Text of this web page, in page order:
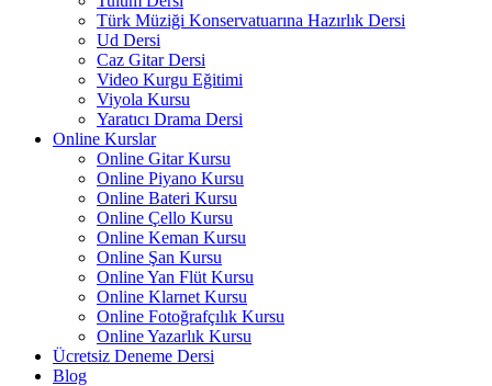
Türk Müziği Konservatuarına Hazırlık Dersi
Ud Dersi
Caz Gitar Dersi
Video Kurgu Eğitimi
Viyola Kursu
Yaratıcı Drama Dersi
Online Kurslar
Online Gitar Kursu
Online Piyano Kursu
Online Bateri Kursu
Online Çello Kursu
Online Keman Kursu
Online Şan Kursu
Online Yan Flüt Kursu
Online Klarnet Kursu
Online Fotoğrafçılık Kursu
Online Yazarlık Kursu
Ücretsiz Deneme Dersi
Blog